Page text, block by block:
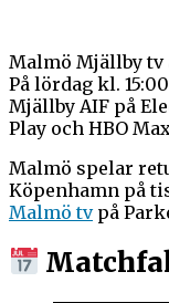
Malmö Mjällby tv
På lördag kl.
Mjällby AIF på
Play och HBO
Malmö spelar
Köpenhamn på
Malmö tvpå